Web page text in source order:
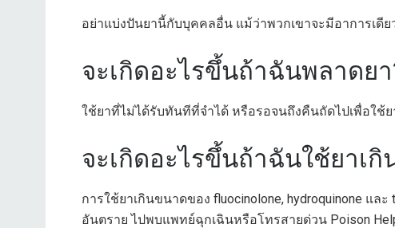
อย่าแบ่งปันยานี้กับบุคคลอื่น แม้ว่าพวกเขาจะมีอาการเดี
จะเกิดอะไรขึ้นถ้าฉันพลาดยา
ใช้ยาที่ไม่ได้รับทันทีที่จำได้ หรือรอจนถึงคืนถัดไปเพื่อใช้
จะเกิดอะไรขึ้นถ้าฉันใช้ยาเกิ
การใช้ยาเกินขนาดของ fluocinolone, hydroquinone แล
อันตราย ไปพบแพทย์ฉุกเฉินหรือโทรสายด่วน Poison